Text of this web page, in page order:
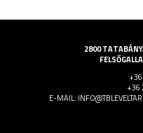
2800
+36
E-MAIL: